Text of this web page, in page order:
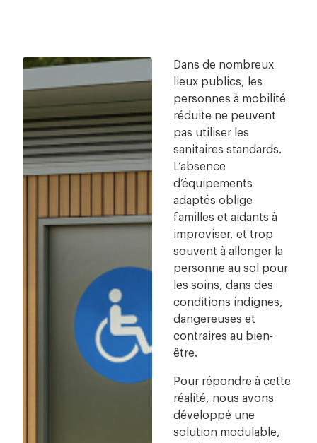
Dans de nombreux
lieux publics, les
personnes à mobilité
réduite ne peuvent
pas utiliser les
sanitaires standards.
L’absence
d’équipements
adaptés oblige
familles et aidants à
improviser, et trop
souvent à allonger la
personne au sol pour
les soins, dans des
conditions indignes,
dangereuses et
contraires au bien-
être.
Pour répondre à cette
réalité, nous avons
développé une
solution modulable,